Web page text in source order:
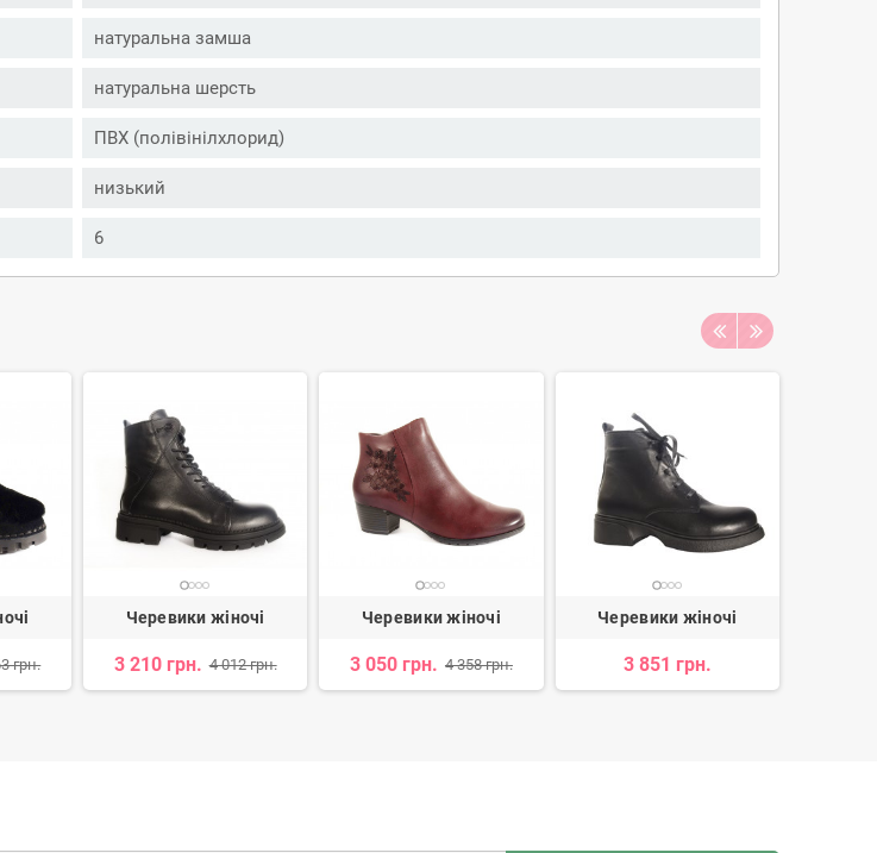
натуральна замша
натуральна шерсть
ПВХ (полівінілхлорид)
низький
6
грн.
Черевики жіночі
3 210 грн. 4 012 грн.
Черевики жіночі
3 050 грн. 4 358 грн.
Черевики жіночі
3 851 грн.